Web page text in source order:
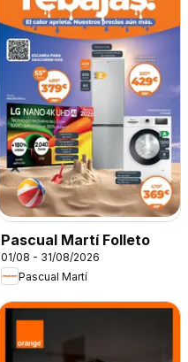
Pascual Martí Folleto
01/08 - 31/08/2026
Pascual Martí